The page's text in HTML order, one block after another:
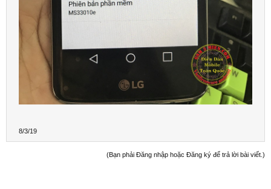
8/3/19
(Bạn phải Đăng nhập hoặc Đăng ký để trả lời bài viết.)